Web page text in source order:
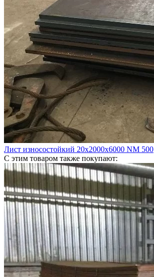
Лист износостойкий 20х2000х6000 NM 500
С этим товаром также покупают: